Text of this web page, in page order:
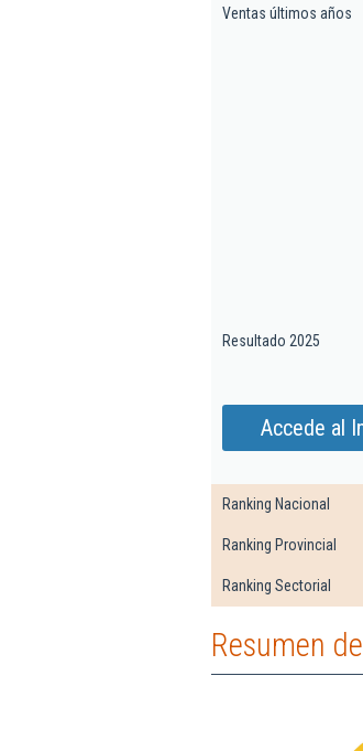
Ventas últimos años
Resultado 2025
Accede al
Ranking Nacional
Ranking Provincial
Ranking Sectorial
Resumen